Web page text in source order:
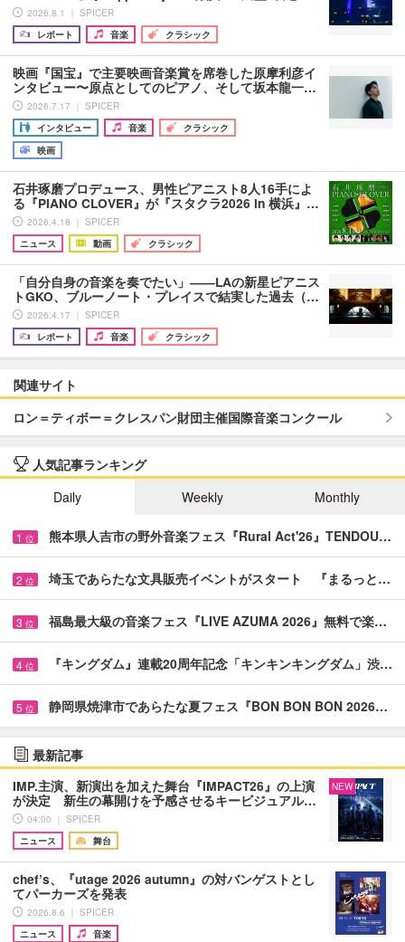
2026.8.1 ｜ SPICER
レポート
音楽 クラシック
映画『国宝』で主要映画音楽賞を席巻した原摩利彦イ
ンタビュー〜原点としてのピアノ、そして坂本龍一…
2026.7.17 ｜ SPICER
インタビュー
音楽
クラシック
映画
石井琢磨プロデュース、男性ピアニスト8人16手によ
る『PIANO CLOVER』が『スタクラ2026 in 横浜』…
2026.4.18 ｜ SPICER
ニュース
動画 クラシック
「自分自身の音楽を奏でたい」――LAの新星ピアニス
トGKO、ブルーノート・プレイスで結実した過去（…
2026.4.17 ｜ SPICER
レポート
音楽 クラシック
関連サイト
ロン＝ティボー＝クレスパン財団主催国際音楽コンクール
人気記事ランキング
Daily
Weekly Monthly
1 位 熊本県人吉市の野外音楽フェス『Rural Act'26』TENDOU…
2 位 埼玉であらたな文具販売イベントがスタート 『まるっと…
3 位 福島最大級の音楽フェス『LIVE AZUMA 2026』無料で楽…
4 位 『キングダム』連載20周年記念「キンキンキングダム」渋…
5 位 静岡県焼津市であらたな夏フェス『BON BON BON 2026…
最新記事
IMP.主演、新演出を加えた舞台『IMPACT26』の上演
が決定 新生の幕開けを予感させるキービジュアル…
04:00 ｜ SPICER
ニュース
舞台
NEW
chef’s、『utage 2026 autumn』の対バンゲストとし
てパーカーズを発表
2026.8.6 ｜ SPICER
ニュース
音楽